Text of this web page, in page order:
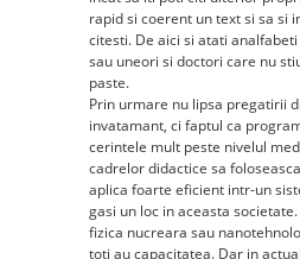
rapid si coerent un text si sa si
citesti. De aici si atati
sau uneori si doctori care nu
paste.
Prin urmare nu lipsa pregatirii
invatamant, ci faptul ca
cerintele mult peste nivelul
cadrelor didactice sa
aplica foarte eficient intr-un
gasi un loc in aceasta
fizica nucreara sau
toti au capacitatea. Dar in